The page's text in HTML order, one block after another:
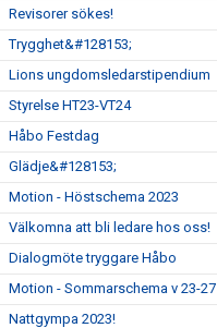
Revisorer sökes!
Trygghet&#128153;
Lions ungdomsledarstipendium
Styrelse HT23-VT24
Håbo Festdag
Glädje&#128153;
Motion - Höstschema 2023
Välkomna att bli ledare hos oss!
Dialogmöte tryggare Håbo
Motion - Sommarschema v 23-27
Nattgympa 2023!